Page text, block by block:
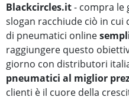
Blackcircles.it- compra le
slogan racchiude ciò in cui
di pneumatici online
raggiungere questo
giorno con distributori
pneumatici al miglior
clienti è il cuore della